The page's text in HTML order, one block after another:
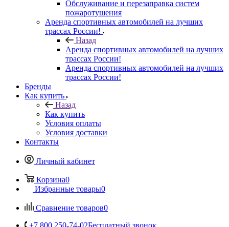
Обслуживание и перезаправка систем
пожаротушения
Аренда спортивных автомобилей на лучших
трассах России!
Назад
Аренда спортивных автомобилей на лучших
трассах России!
Аренда спортивных автомобилей на лучших
трассах России!
Бренды
Как купить
Назад
Как купить
Условия оплаты
Условия доставки
Контакты
Личный кабинет
Корзина0
Избранные товары0
Сравнение товаров0
+7 800 250-74-02Бесплатный звонок